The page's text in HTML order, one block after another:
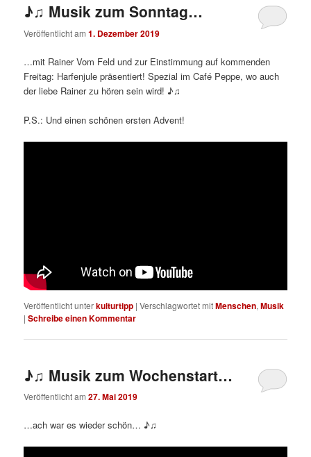
♪♫ Musik zum Sonntag…
Veröffentlicht am1. Dezember 2019
…mit Rainer Vom Feld und zur Einstimmung auf kommenden
Freitag: Harfenjule präsentiert! Spezial im Café Peppe, wo auch
der liebe Rainer zu hören sein wird! ♪♫
P.S.: Und einen schönen ersten Advent!
Veröffentlicht unterkulturtipp |Verschlagwortet mitMenschen,Musik
|Schreibe einen Kommentar
♪♫ Musik zum Wochenstart…
Veröffentlicht am27. Mai 2019
…ach war es wieder schön… ♪♫